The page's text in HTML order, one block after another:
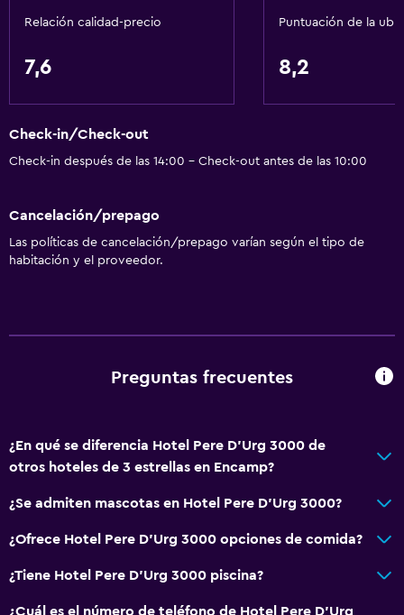
Relación calidad-precio
7,6
Puntuación de la
8,2
Check-in/Check-out
Check-in después de las 14:00 - Check-out antes de las 10:00
Cancelación/prepago
Las políticas de cancelación/prepago varían según el tipo de
habitación y el proveedor.
Preguntas frecuentes
¿En qué se diferencia Hotel Pere D'Urg 3000 de
otros hoteles de 3 estrellas en Encamp?
¿Se admiten mascotas en Hotel Pere D'Urg 3000?
¿Ofrece Hotel Pere D'Urg 3000 opciones de comida?
¿Tiene Hotel Pere D'Urg 3000 piscina?
¿Cuál es el número de teléfono de Hotel Pere D'Urg